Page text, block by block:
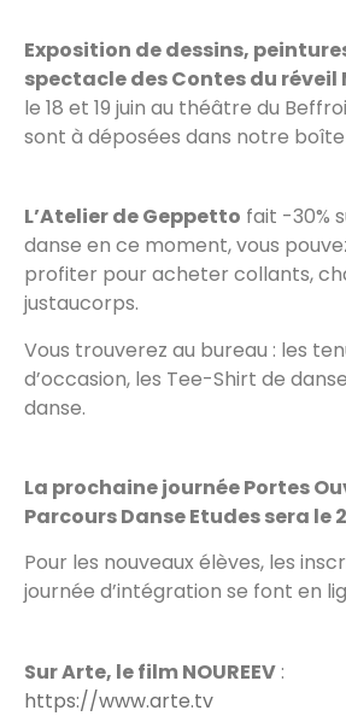
Exposition de dessins,
spectacle des Contes du réveil
le 18 et 19 juin au théâtre du
sont à déposées dans notre
L’Atelier de Geppetto fait -30%
danse en ce moment, vous
profiter pour acheter collants,
justaucorps.
Vous trouverez au bureau : les
d’occasion, les Tee-Shirt de
danse.
La prochaine journée Portes
Parcours Danse Etudes sera le
Pour les nouveaux élèves, les
journée d’intégration se font en
Sur Arte, le film NOUREEV :
https://www.arte.tv